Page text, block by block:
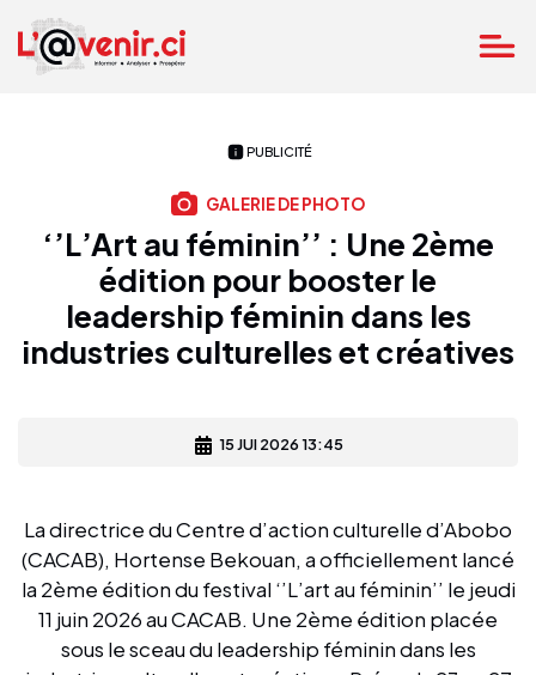
PUBLICITÉ
GALERIE DE PHOTO
‘’L’Art au féminin’’ : Une 2ème
édition pour booster le
leadership féminin dans les
industries culturelles et créatives
15 JUI 2026 13:45
La directrice du Centre d’action culturelle d’Abobo
(CACAB), Hortense Bekouan, a officiellement lancé
la 2ème édition du festival ‘’L’art au féminin’’ le jeudi
11 juin 2026 au CACAB. Une 2ème édition placée
sous le sceau du leadership féminin dans les